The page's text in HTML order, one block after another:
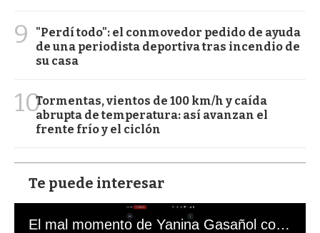
9
"Perdí todo": el conmovedor pedido de ayuda
de una periodista deportiva tras incendio de
su casa
10Tormentas, vientos de 100 km/h y caída
abrupta de temperatura: así avanzan el
frente frío y el ciclón
Te puede interesar
El mal momento de Yanina Gasañol con un hincha argentino en "Subrayado"